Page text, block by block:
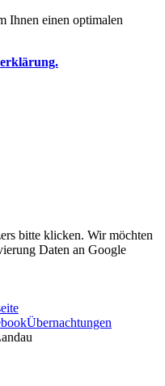
Ihnen einen optimalen
bitte klicken. Wir möchten
Daten an Google
Übernachtungen